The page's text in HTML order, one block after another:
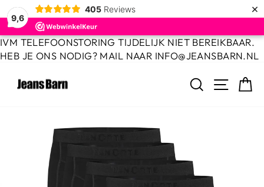
9,6
405 Reviews ×
Door
naar
inhoud
IVM TELEFOONSTORING TIJDELIJK NIET BEREIKBAAR.
HEB JE ONS NODIG? MAIL NAAR INFO@JEANSBARN.NL
ZOEKEN
MENU